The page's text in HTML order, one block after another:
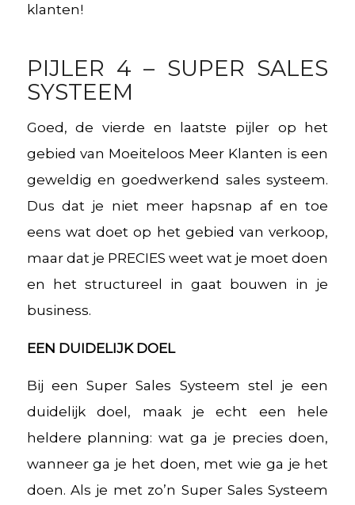
klanten!
PIJLER 4 – SUPER SALES
SYSTEEM
Goed, de vierde en laatste pijler op het
gebied van Moeiteloos Meer Klanten is een
geweldig en goedwerkend sales systeem.
Dus dat je niet meer hapsnap af en toe
eens wat doet op het gebied van verkoop,
maar dat je PRECIES weet wat je moet doen
en het structureel in gaat bouwen in je
business.
EEN DUIDELIJK DOEL
Bij een Super Sales Systeem stel je een
duidelijk doel, maak je echt een hele
heldere planning: wat ga je precies doen,
wanneer ga je het doen, met wie ga je het
doen. Als je met zo’n Super Sales Systeem